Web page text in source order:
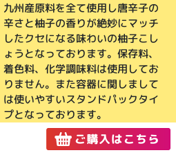
九州産原料を全て使用し唐辛子の
辛さと柚子の香りが絶妙にマッチ
したクセになる味わいの柚子こし
ょうとなっております。保存料、
着色料、化学調味料は使用してお
りません。また容器に関しまして
は使いやすいスタンドパックタイ
プとなっております。